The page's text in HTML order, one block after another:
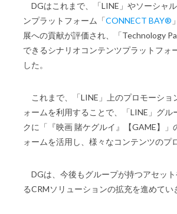
DGはこれまで、「LINE」やソーシャ
ンプラットフォーム「CONNECT BAY®
展への貢献が評価され、「Technology
できるシナリオコンテンツプラットフォ
した。
これまで、「LINE」上のプロモーショ
ォームを利用することで、「LINE」グ
クに「『映画 賭ケグルイ』【GAME】
ォームを活用し、様々なコンテンツの
DGは、今後もグループが持つアセッ
るCRMソリューションの拡充を進めてい